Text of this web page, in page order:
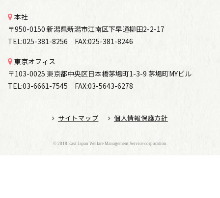
本社
〒950-0150 新潟県新潟市江南区下早通柳田2-2-17
TEL:025-381-8256 FAX:025-381-8246
東京オフィス
〒103-0025 東京都中央区日本橋茅場町1-3-9 茅場町MYビル
TEL:03-6661-7545 FAX:03-5643-6278
サイトマップ 個人情報保護方針
© 2018 East Japan Welfare Management Service corporation.